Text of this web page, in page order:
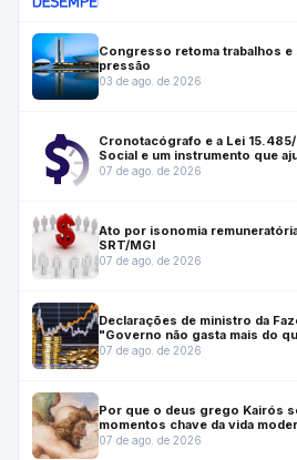
Congresso retoma trabalhos
pressão
03 de ago. de 2026
Cronotacógrafo e a Lei
Social e um instrumento que
07 de ago. de 2026
Ato por isonomia
SRT/MGI
07 de ago. de 2026
Declarações de ministro da
"Governo não gasta mais do
07 de ago. de 2026
Por que o deus grego Kairós
momentos chave da vida
07 de ago. de 2026